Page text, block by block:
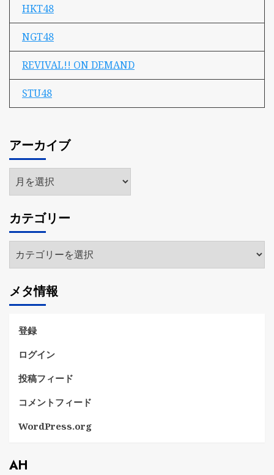
HKT48
NGT48
REVIVAL!! ON DEMAND
STU48
アーカイブ
ア
ー
イ
ブ
カテゴリー
テ
リ
ー
メタ情報
登録
ログイン
投稿フィード
コメントフィード
WordPress.org
AH